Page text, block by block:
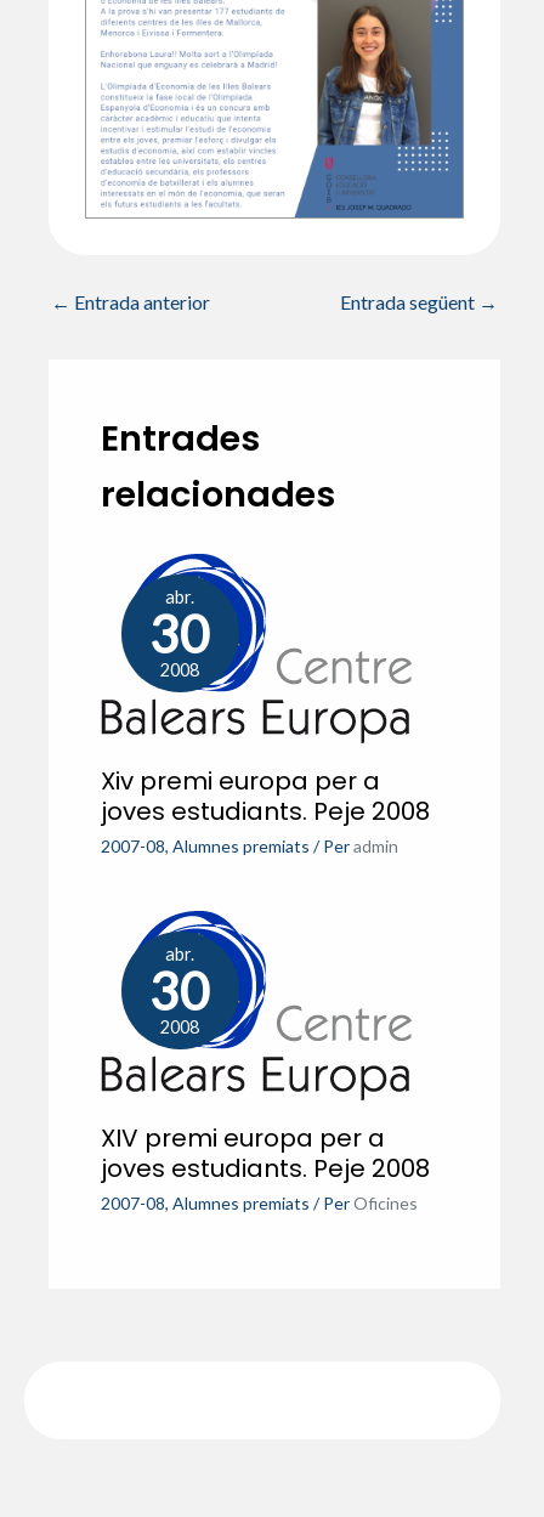
A
p
p
o
o
ar
← Entrada anterior Entrada següent →
Entrades
relacionades
abr.
30
2008
Xiv premi europa per a
joves estudiants. Peje 2008
2007-08, Alumnes premiats / Per admin
abr.
30
2008
XIV premi europa per a
joves estudiants. Peje 2008
2007-08, Alumnes premiats / Per Oficines